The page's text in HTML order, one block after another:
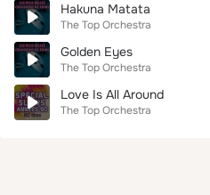
Hakuna Matata
The Top Orchestra
Golden Eyes
The Top Orchestra
Love Is All Around
The Top Orchestra